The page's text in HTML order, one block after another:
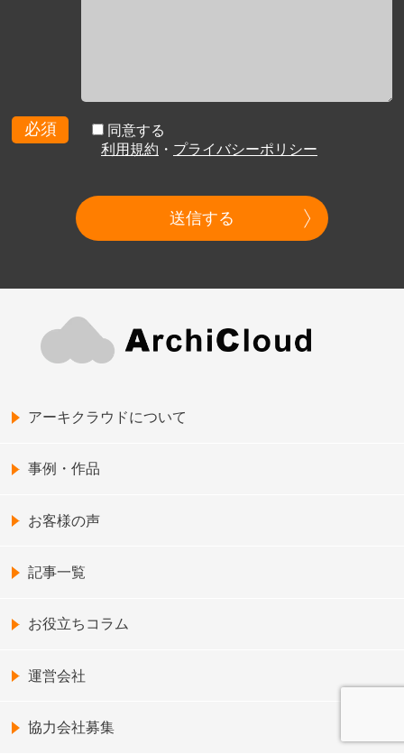
必須
同意する
利用規約 ・ プライバシーポリシー
送信する
アーキクラウドについて
事例・作品
お客様の声
記事一覧
お役立ちコラム
運営会社
協力会社募集